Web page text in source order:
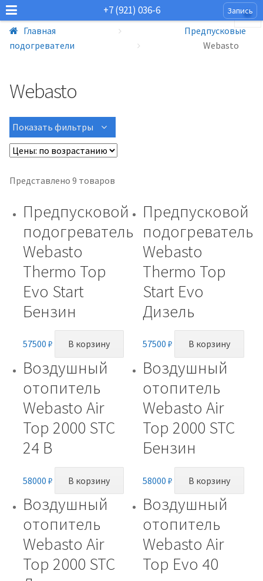
+7 (921) 036-6 Запись
Главная
Предпусковые
подогреватели
Webasto
Webasto
Показать фильтры
Представлено 9 товаров
Предпусковой
подогреватель
Webasto
Thermo Top
Evo Start
Бензин
57500 ₽ В корзину
Предпусковой
подогреватель
Webasto
Thermo Top
Start Evo
Дизель
57500₽ В корзину
Воздушный
отопитель
Webasto Air
Top 2000 STC
24 В
58000 ₽ В корзину
Воздушный
отопитель
Webasto Air
Top 2000 STC
Бензин
58000₽ В корзину
Воздушный
отопитель
Webasto Air
Top 2000 STC
Воздушный
отопитель
Webasto Air
Top Evo 40